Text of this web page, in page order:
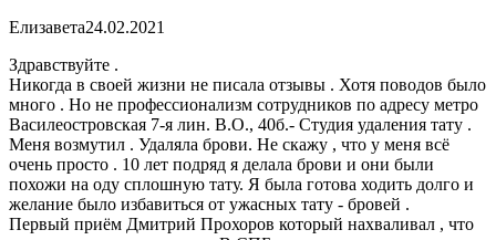
Елизавета24.02.2021
Здравствуйте .
Никогда в своей жизни не писала отзывы . Хотя поводов было
много . Но не профессионализм сотрудников по адресу метро
Василеостровская 7-я лин. В.О., 40б.- Студия удаления тату .
Меня возмутил . Удаляла брови. Не скажу , что у меня всё
очень просто . 10 лет подряд я делала брови и они были
похожи на оду сплошную тату. Я была готова ходить долго и
желание было избавиться от ужасных тату - бровей .
Первый приём Дмитрий Прохоров который нахваливал , что